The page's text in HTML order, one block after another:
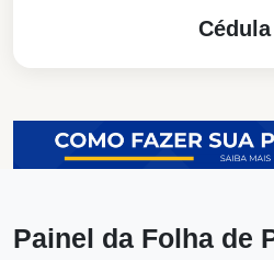
Painel da Folha de